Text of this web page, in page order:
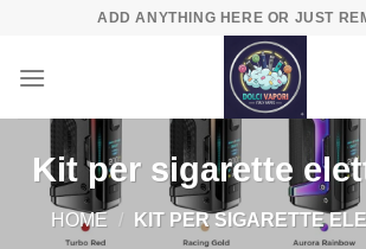
content
ADD ANYTHING HERE OR JUST
Kit per sigarette
HOME / KIT PER SIGARETTE